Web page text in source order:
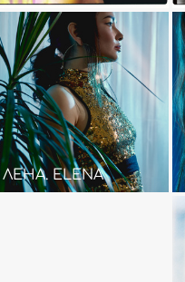
ЛЕНА. ELENA